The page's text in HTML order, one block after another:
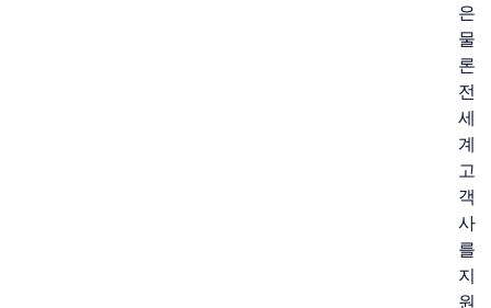
은
물
론
전
세
계
고
객
사
를
지
원